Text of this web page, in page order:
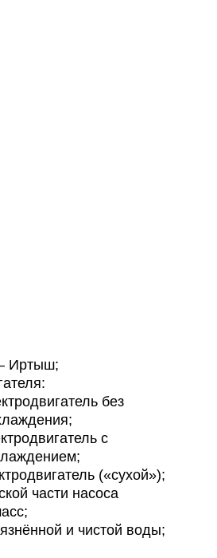
Иртыш;
без
с
(«сухой»);
части насоса
и чистой воды;